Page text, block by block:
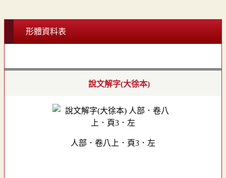
形體資料表
說文解字(大徐本)
人部．卷八上．頁3．左